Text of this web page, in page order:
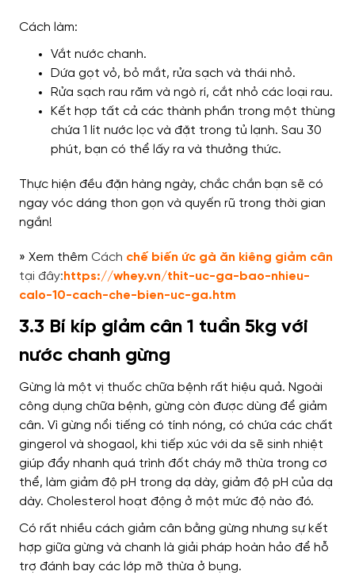
Cách làm:
Vắt nước chanh.
Dứa gọt vỏ, bỏ mắt, rửa sạch và thái nhỏ.
Rửa sạch rau răm và ngò rí, cắt nhỏ các loại rau.
Kết hợp tất cả các thành phần trong một thùng
chứa 1 lít nước lọc và đặt trong tủ lạnh. Sau 30
phút, bạn có thể lấy ra và thưởng thức.
Thực hiện đều đặn hàng ngày, chắc chắn bạn sẽ có
ngay vóc dáng thon gọn và quyến rũ trong thời gian
ngắn!
» Xem thêm Cách chế biến ức gà ăn kiêng giảm cân
tại đây: https://whey.vn/thit-uc-ga-bao-nhieu-
calo-10-cach-che-bien-uc-ga.htm
3.3 Bí kíp giảm cân 1 tuần 5kg với
nước chanh gừng
Gừng là một vị thuốc chữa bệnh rất hiệu quả. Ngoài
công dụng chữa bệnh, gừng còn được dùng để giảm
cân. Vì gừng nổi tiếng có tính nóng, có chứa các chất
gingerol và shogaol, khi tiếp xúc với da sẽ sinh nhiệt
giúp đẩy nhanh quá trình đốt cháy mỡ thừa trong cơ
thể, làm giảm độ pH trong dạ dày, giảm độ pH của dạ
dày. Cholesterol hoạt động ở một mức độ nào đó.
Có rất nhiều cách giảm cân bằng gừng nhưng sự kết
hợp giữa gừng và chanh là giải pháp hoàn hảo để hỗ
trợ đánh bay các lớp mỡ thừa ở bụng.